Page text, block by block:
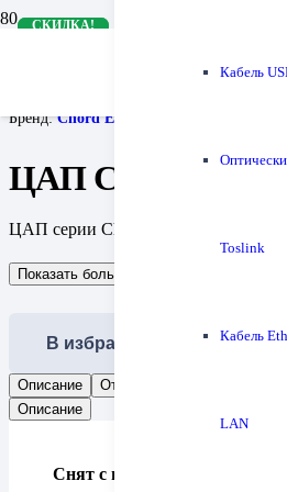
Кабель
Toslink
Кабель
LAN
Цифро-аналоговые преобразователи
Бренд:Chord Electronics
ЦАП Chord
ЦАП серии Choral на FPGA-
Показать больше
В избранное
Описание
Отзывы (0)
Описание
Снят с производства
СКИДКА!
СКИДКА!